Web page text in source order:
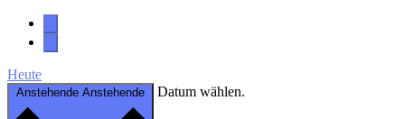
Heute
Anstehende Anstehende Datum wählen.